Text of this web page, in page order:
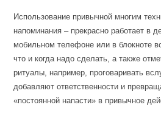
Использование привычной многим
напоминания – прекрасно работает в
мобильном телефоне или в блокноте
что и когда надо сделать, а также
ритуалы, например, проговаривать
добавляют ответственности и
«постоянной напасти» в привычное